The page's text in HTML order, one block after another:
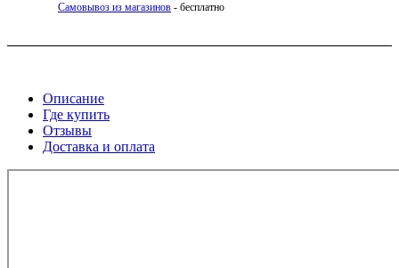
Самовывоз из магазинов - бесплатно
Описание
Где купить
Отзывы
Доставка и оплата